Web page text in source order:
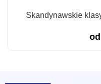
Skandynawskie
od